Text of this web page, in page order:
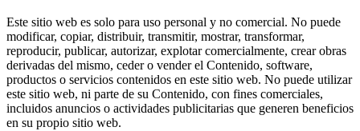
Este sitio web es solo para uso personal y no comercial. No puede
modificar, copiar, distribuir, transmitir, mostrar, transformar,
reproducir, publicar, autorizar, explotar comercialmente, crear obras
derivadas del mismo, ceder o vender el Contenido, software,
productos o servicios contenidos en este sitio web. No puede utilizar
este sitio web, ni parte de su Contenido, con fines comerciales,
incluidos anuncios o actividades publicitarias que generen beneficios
en su propio sitio web.